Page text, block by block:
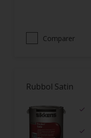
Comparer
Rubbol Satin